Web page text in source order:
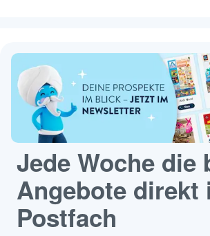
Jede Woche die
Angebote direkt
Postfach